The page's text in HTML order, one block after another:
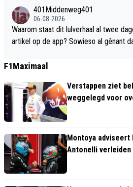
401Middenweg401
06-08-2026
Waarom staat dit lulverhaal al twee
artikel op de app? Sowieso al gênant
F1Maximaal
Verstappen ziet
weggelegd voor
Montoya adviseert
Antonelli